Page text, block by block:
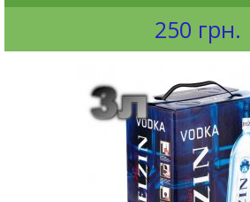
250 грн.